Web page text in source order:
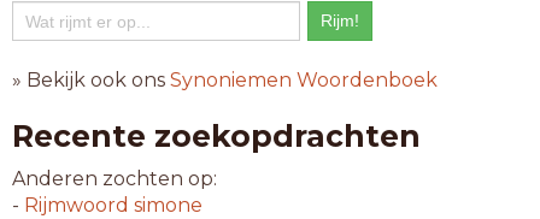
13-letterwoorden
beginspanning
breukspanning
krimpspanning
samenspanning
spierspanning
tankbemanning
» Bekijk ook ons Synoniemen Woordenboek
Recente zoekopdrachten
Anderen zochten op:
- Rijmwoord simone